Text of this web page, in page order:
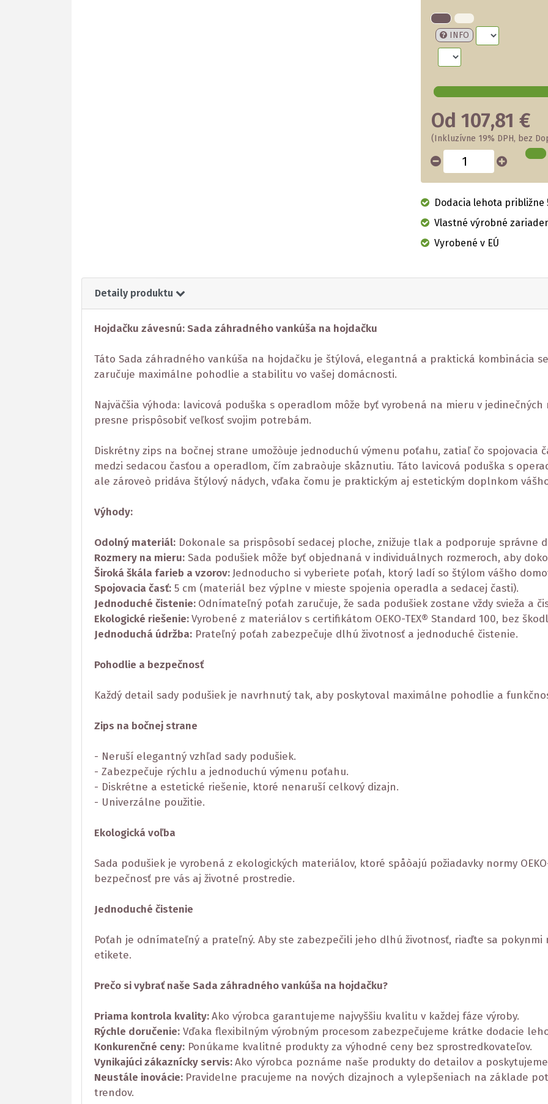
INFO
Od 107,81 €
(Inkluzívne 19% DPH, bez
Dodacia lehota približne
Vlastné výrobné
Vyrobené v EÚ
Detaily produktu
Hojdačku závesnú: Sada záhradného vankúša na hojdačku
Táto Sada záhradného vankúša na hojdačku je štýlová, elegantná a praktická kombinácia
zaručuje maximálne pohodlie a stabilitu vo vašej domácnosti.
Najväčšia výhoda: lavicová poduška s operadlom môže byť vyrobená na mieru v
presne prispôsobiť veľkosť svojim potrebám.
Diskrétny zips na bočnej strane umožòuje jednoduchú výmenu poťahu, zatiaľ čo spojovacia
medzi sedacou časťou a operadlom, čím zabraòuje skåznutiu. Táto lavicová poduška s
ale zároveò pridáva štýlový nádych, vďaka čomu je praktickým aj estetickým doplnkom
Výhody:
Odolný materiál: Dokonale sa prispôsobí sedacej ploche, znižuje tlak a podporuje správne
Rozmery na mieru: Sada podušiek môže byť objednaná v individuálnych rozmeroch, aby
Široká škála farieb a vzorov:Jednoducho si vyberiete poťah, ktorý ladí so štýlom vášho
Spojovacia časť: 5 cm (materiál bez výplne v mieste spojenia operadla a sedacej časti).
Jednoduché čistenie: Odnímateľný poťah zaručuje, že sada podušiek zostane vždy svieža a
Ekologické riešenie:Vyrobené z materiálov s certifikátom OEKO-TEX® Standard 100, bez
Jednoduchá údržba: Prateľný poťah zabezpečuje dlhú životnosť a jednoduché čistenie.
Pohodlie a bezpečnosť
Každý detail sady podušiek je navrhnutý tak, aby poskytoval maximálne pohodlie a
Zips na bočnej strane
- Neruší elegantný vzhľad sady podušiek.
- Zabezpečuje rýchlu a jednoduchú výmenu poťahu.
- Diskrétne a estetické riešenie, ktoré nenaruší celkový dizajn.
- Univerzálne použitie.
Ekologická voľba
Sada podušiek je vyrobená z ekologických materiálov, ktoré spåòajú požiadavky normy
bezpečnosť pre vás aj životné prostredie.
Jednoduché čistenie
Poťah je odnímateľný a prateľný. Aby ste zabezpečili jeho dlhú životnosť, riaďte sa
etikete.
Prečo si vybrať naše Sada záhradného vankúša na hojdačku?
Priama kontrola kvality:Ako výrobca garantujeme najvyššiu kvalitu v každej fáze výroby.
Rýchle doručenie: Vďaka flexibilným výrobným procesom zabezpečujeme krátke dodacie
Konkurenčné ceny: Ponúkame kvalitné produkty za výhodné ceny bez sprostredkovateľov.
Vynikajúci zákaznícky servis:Ako výrobca poznáme naše produkty do detailov a
Neustále inovácie: Pravidelne pracujeme na nových dizajnoch a vylepšeniach na základe
trendov.